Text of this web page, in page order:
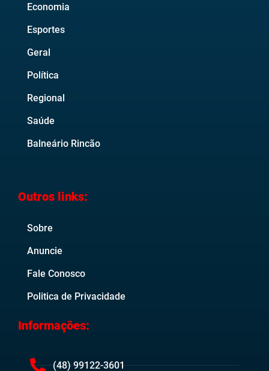
Economia
Esportes
Geral
Política
Regional
Saúde
Balneário Rincão
Outros links:
Sobre
Anuncie
Fale Conosco
Politica de Privacidade
Informações:
(48) 99122-3601